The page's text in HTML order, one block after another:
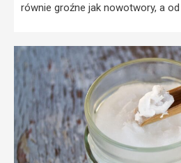
równie groźne jak nowotwory, a